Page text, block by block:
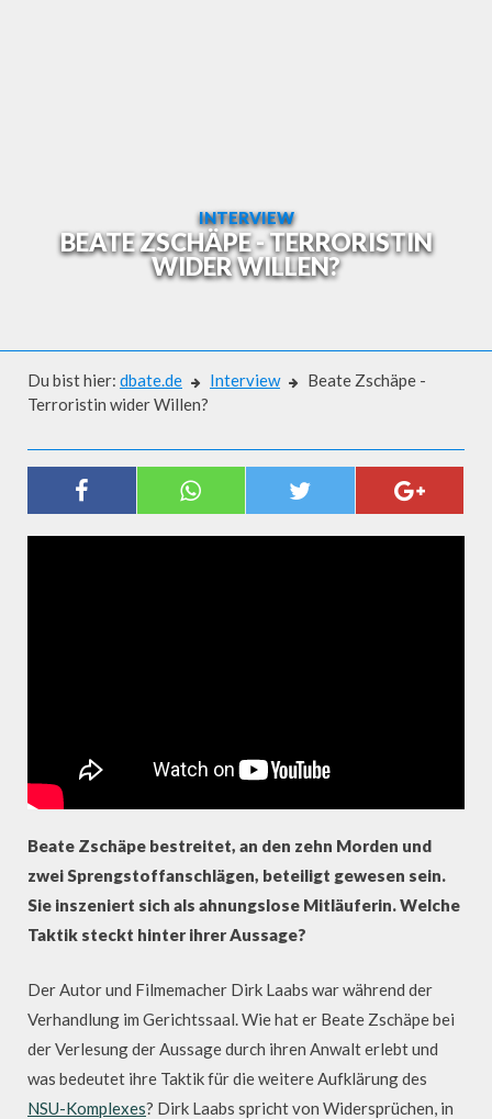
INTERVIEW
BEATE ZSCHÄPE - TERRORISTIN
WIDER WILLEN?
Du bist hier: dbate.de Interview
Beate Zschäpe -
Terroristin wider Willen?
BEATE ZSCHÄPE - TERRORISTIN
WIDER WILLEN?
Beate Zschäpe bestreitet, an den zehn Morden und
zwei Sprengstoffanschlägen, beteiligt gewesen sein.
Sie inszeniert sich als ahnungslose Mitläuferin. Welche
Taktik steckt hinter ihrer Aussage?
Der Autor und Filmemacher Dirk Laabs war während der
Verhandlung im Gerichtssaal. Wie hat er Beate Zschäpe bei
der Verlesung der Aussage durch ihren Anwalt erlebt und
was bedeutet ihre Taktik für die weitere Aufklärung des
NSU-Komplexes? Dirk Laabs spricht von Widersprüchen, in